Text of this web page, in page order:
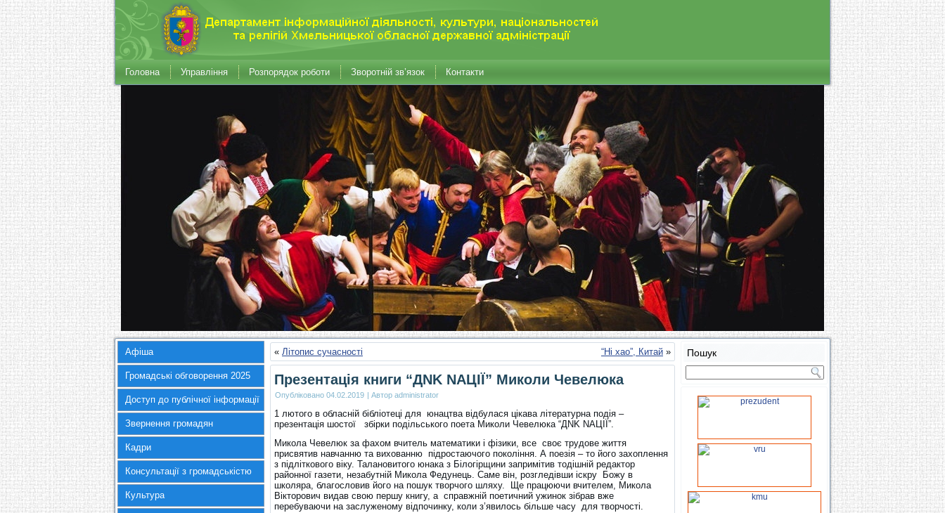
Головна Управління Розпорядок роботи Зворотній зв’язок Контакти
Афіша
Громадські обговорення 2025
Доступ до публічної інформації
Звернення громадян
Кадри
Консультації з громадськістю
Культура
« Літопис сучасності “Ні хао”, Китай »
Презентація книги “ДNK NАЦІЇ” Миколи Чевелюка
Опубліковано 04.02.2019 | Автор administrator
1 лютого в обласній бібліотеці для юнацтва відбулася цікава літературна подія –
презентація шостої збірки подільського поета Миколи Чевелюка “ДNK NАЦІЇ”.
Микола Чевелюк за фахом вчитель математики і фізики, все своє трудове життя
присвятив навчанню та вихованню підростаючого покоління. А поезія – то його захоплення
з підліткового віку. Талановитого юнака з Білогірщини запримітив тодішній редактор
районної газети, незабутній Микола Федунець. Саме він, розгледівши іскру Божу в
школяра, благословив його на пошук творчого шляху. Ще працюючи вчителем, Микола
Вікторович видав свою першу книгу, а справжній поетичний ужинок зібрав вже
перебуваючи на заслуженому відпочинку, коли з’явилось більше часу для творчості.
Пошук